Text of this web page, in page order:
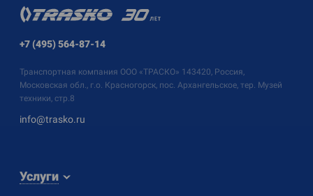
+7 (495) 564-87-14
Транспортная компания ООО «ТРАСКО» 143420, Россия,
Московская обл., г.о. Красногорск, пос. Архангельское, тер. Музей
техники, стр.8
info@trasko.ru
Услуги